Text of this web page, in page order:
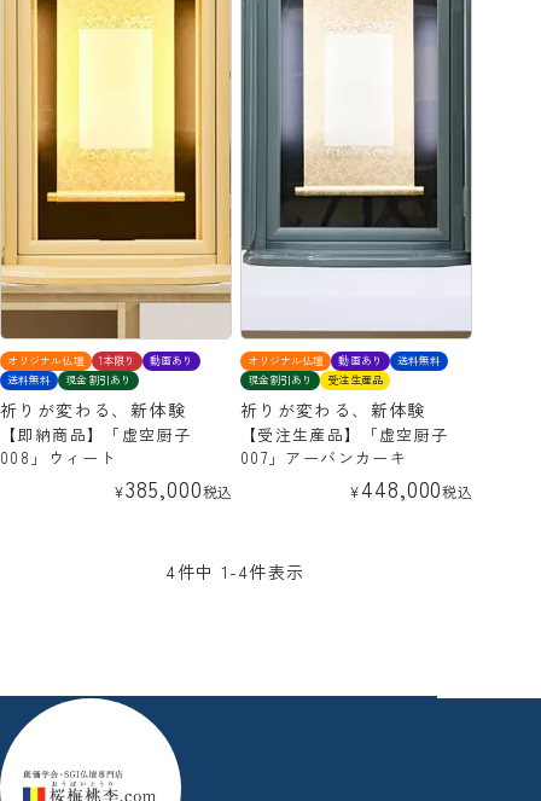
オリジナル仏壇 1本限り
動画あり
送料無料
現金割引あり
祈りが変わる、新体験
【即納商品】「虚空厨子
008」ウィート
¥385,000税込
オリジナル仏壇 動画あり
送料無料
現金割引あり
受注生産品
祈りが変わる、新体験
【受注生産品】「虚空厨子
007」アーバンカーキ
¥448,000税込
4件中 1 -4件表示